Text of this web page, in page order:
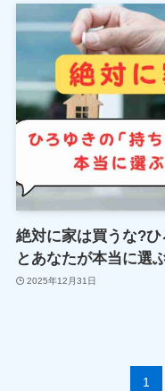
絶対に家は買うな?ひ
とあなたが本当に選
2025年12月31日
1